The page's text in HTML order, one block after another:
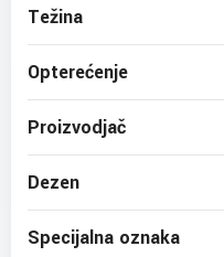
Težina
Opterećenje
Proizvodjač
Dezen
Specijalna oznaka